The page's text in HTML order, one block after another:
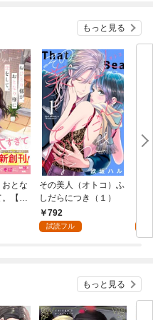
もっと見る
とな
。【S
その美人（オトコ）ふ
しだらにつき（１）
792
試読フル
版
もっと見る